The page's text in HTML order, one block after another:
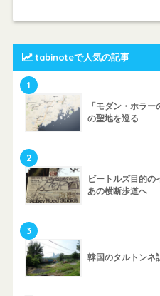
tabinoteで人気の記事
1
「モダン・ホラ
の聖地を巡る
2
ビートルズ目的の
あの横断歩道へ
3
韓国のタルトン